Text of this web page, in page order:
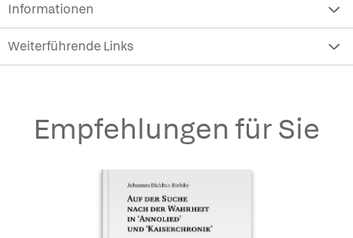
Informationen
Weiterführende Links
Empfehlungen für Sie